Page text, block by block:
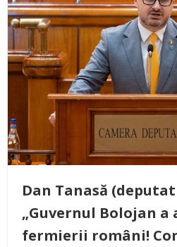
Dan Tanasă (deputat
„Guvernul Bolojan a
fermierii români!